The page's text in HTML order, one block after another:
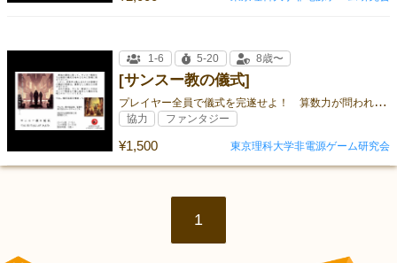
[サンスー教の儀式]
プ
レイヤー全員で儀式を完遂せよ！ 算数力が問われる協力カードゲーム
¥1,500
1-6 5-20 8歳〜
協力 ファンタジー
東京理科大学非電源ゲーム研究会
1